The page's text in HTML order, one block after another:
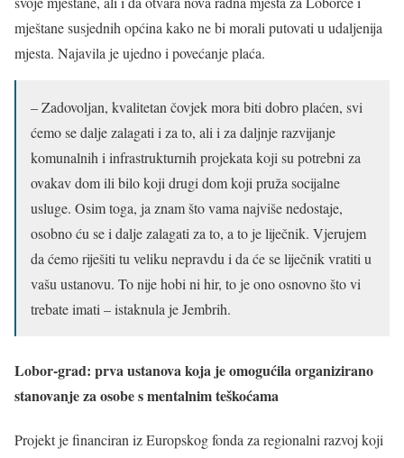
mještane susjednih općina kako ne bi morali putovati u udaljenija
mjesta. Najavila je ujedno i povećanje plaća.
– Zadovoljan, kvalitetan čovjek mora biti dobro plaćen, svi
ćemo se dalje zalagati i za to, ali i za daljnje razvijanje
komunalnih i infrastrukturnih projekata koji su potrebni za
ovakav dom ili bilo koji drugi dom koji pruža socijalne
usluge. Osim toga, ja znam što vama najviše nedostaje,
osobno ću se i dalje zalagati za to, a to je liječnik. Vjerujem
da ćemo riješiti tu veliku nepravdu i da će se liječnik vratiti u
vašu ustanovu. To nije hobi ni hir, to je ono osnovno što vi
trebate imati – istaknula je Jembrih.
Lobor-grad: prva ustanova koja je omogućila organizirano
stanovanje za osobe s mentalnim teškoćama
Projekt je financiran iz Europskog fonda za regionalni razvoj koji